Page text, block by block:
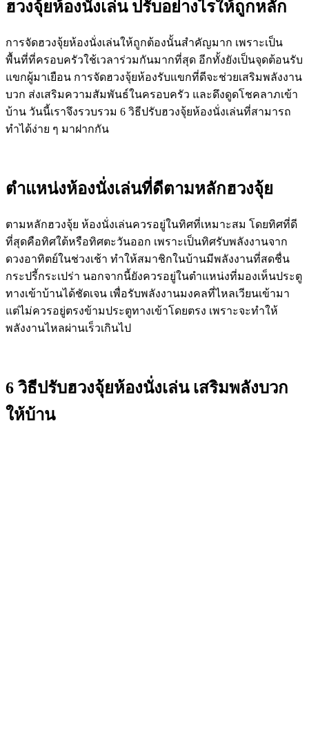
ฮวงจุ้ยห้องนั่งเล่น ปรับอย่างไรให้ถูกหลัก
การจัดฮวงจุ้ยห้องนั่งเล่นให้ถูกต้องนั้นสำคัญมาก เพราะเป็น
พื้นที่ที่ครอบครัวใช้เวลาร่วมกันมากที่สุด อีกทั้งยังเป็นจุดต้อนรับ
แขกผู้มาเยือน การจัดฮวงจุ้ยห้องรับแขกที่ดีจะช่วยเสริมพลังงาน
บวก ส่งเสริมความสัมพันธ์ในครอบครัว และดึงดูดโชคลาภเข้า
บ้าน วันนี้เราจึงรวบรวม 6 วิธีปรับฮวงจุ้ยห้องนั่งเล่นที่สามารถ
ทำได้ง่าย ๆ มาฝากกัน
ตำแหน่งห้องนั่งเล่นที่ดีตามหลักฮวงจุ้ย
ตามหลักฮวงจุ้ย ห้องนั่งเล่นควรอยู่ในทิศที่เหมาะสม โดยทิศที่ดี
ที่สุดคือทิศใต้หรือทิศตะวันออก เพราะเป็นทิศรับพลังงานจาก
ดวงอาทิตย์ในช่วงเช้า ทำให้สมาชิกในบ้านมีพลังงานที่สดชื่น
กระปรี้กระเปร่า นอกจากนี้ยังควรอยู่ในตำแหน่งที่มองเห็นประตู
ทางเข้าบ้านได้ชัดเจน เพื่อรับพลังงานมงคลที่ไหลเวียนเข้ามา
แต่ไม่ควรอยู่ตรงข้ามประตูทางเข้าโดยตรง เพราะจะทำให้
พลังงานไหลผ่านเร็วเกินไป
6 วิธีปรับฮวงจุ้ยห้องนั่งเล่นเสริมพลังบวก
ให้บ้าน